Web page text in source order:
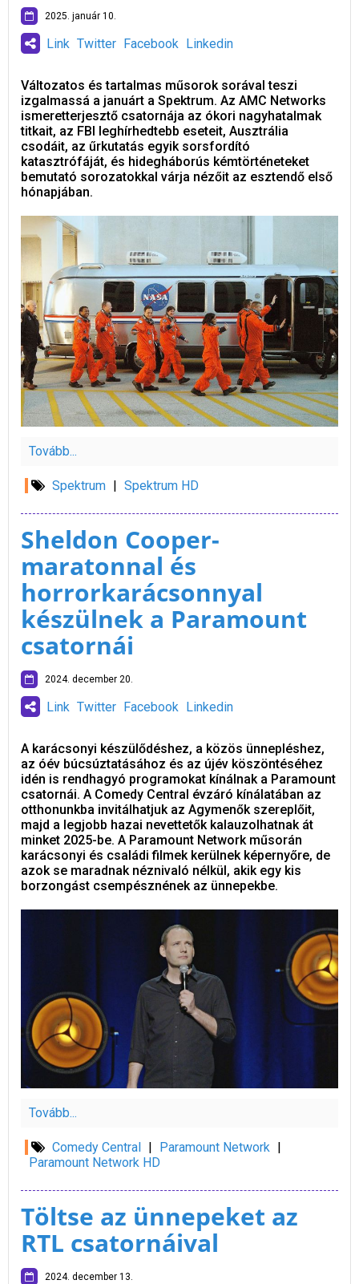
2025. január 10.
Link Twitter Facebook Linkedin
Változatos és tartalmas műsorok sorával teszi
izgalmassá a januárt a Spektrum. Az AMC Networks
ismeretterjesztő csatornája az ókori nagyhatalmak
titkait, az FBI leghírhedtebb eseteit, Ausztrália
csodáit, az űrkutatás egyik sorsfordító
katasztrófáját, és hidegháborús kémtörténeteket
bemutató sorozatokkal várja nézőit az esztendő első
hónapjában.
Tovább...
Spektrum Spektrum HD
Sheldon Cooper-
maratonnal és
horrorkarácsonnyal
készülnek a Paramount
csatornái
2024. december 20.
Link Twitter Facebook Linkedin
A karácsonyi készülődéshez, a közös ünnepléshez,
az óév búcsúztatásához és az újév köszöntéséhez
idén is rendhagyó programokat kínálnak a Paramount
csatornái. A Comedy Central évzáró kínálatában az
otthonunkba invitálhatjuk az Agymenők szereplőit,
majd a legjobb hazai nevettetők kalauzolhatnak át
minket 2025-be. A Paramount Network műsorán
karácsonyi és családi filmek kerülnek képernyőre, de
azok se maradnak néznivaló nélkül, akik egy kis
borzongást csempésznének az ünnepekbe.
Tovább...
Comedy Central Paramount Network
Paramount Network HD
Töltse az ünnepeket az
RTL csatornáival
2024. december 13.